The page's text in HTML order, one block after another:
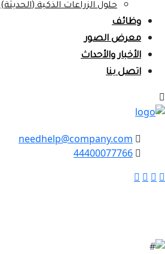
حلول الزراعات الذكية (الحديثة)
وظائف
معرض الصور
الأخبار والأحداث
اتصل بنا
needhelp@company.com
44400077766